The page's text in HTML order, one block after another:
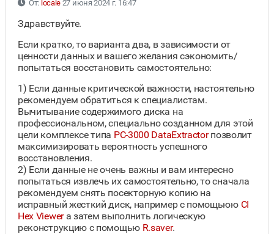
От: locale 27 июня 2024 г. 16:47
Здравствуйте.
Если кратко, то варианта два, в зависимости от
ценности данных и вашего желания сэкономить/
попытаться восстановить самостоятельно:
1) Если данные критической важности, настоятельно
рекомендуем обратиться к специалистам.
Вычитывание содержимого диска на
профессиональном, специально созданном для этой
цели комплексе типа PC-3000 DataExtractorпозволит
максимизировать вероятность успешного
восстановления.
2) Если данные не очень важны и вам интересно
попытаться извлечь их самостоятельно, то сначала
рекомендуем снять посекторную копию на
исправный жесткий диск, например с помощьюю CI
Hex Viewerа затем выполнить логическую
реконструкцию с помощью R.saver.